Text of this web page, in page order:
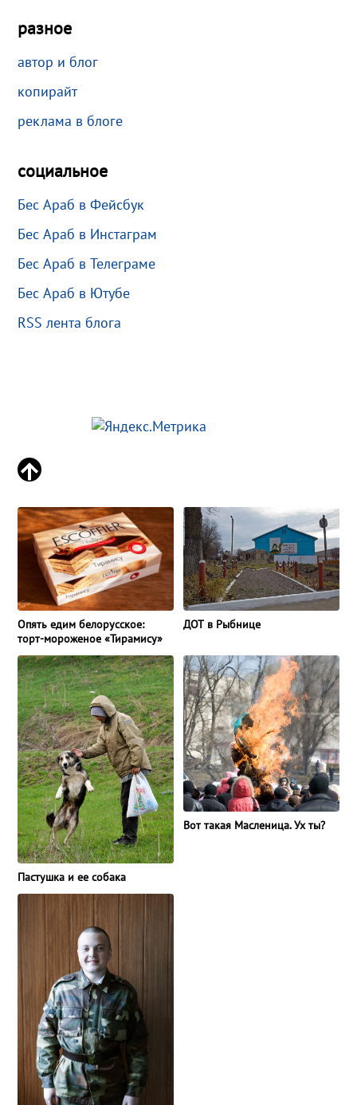
разное
автор и блог
копирайт
реклама в блоге
социальное
Бес Араб в Фейсбук
Бес Араб в Инстаграм
Бес Араб в Телеграме
Бес Араб в Ютубе
RSS лента блога
Опять едим белорусское:
торт-мороженое «Тирамису»
ДОТ в Рыбнице
Пастушка и ее собака
Вот такая Масленица. Ух ты?